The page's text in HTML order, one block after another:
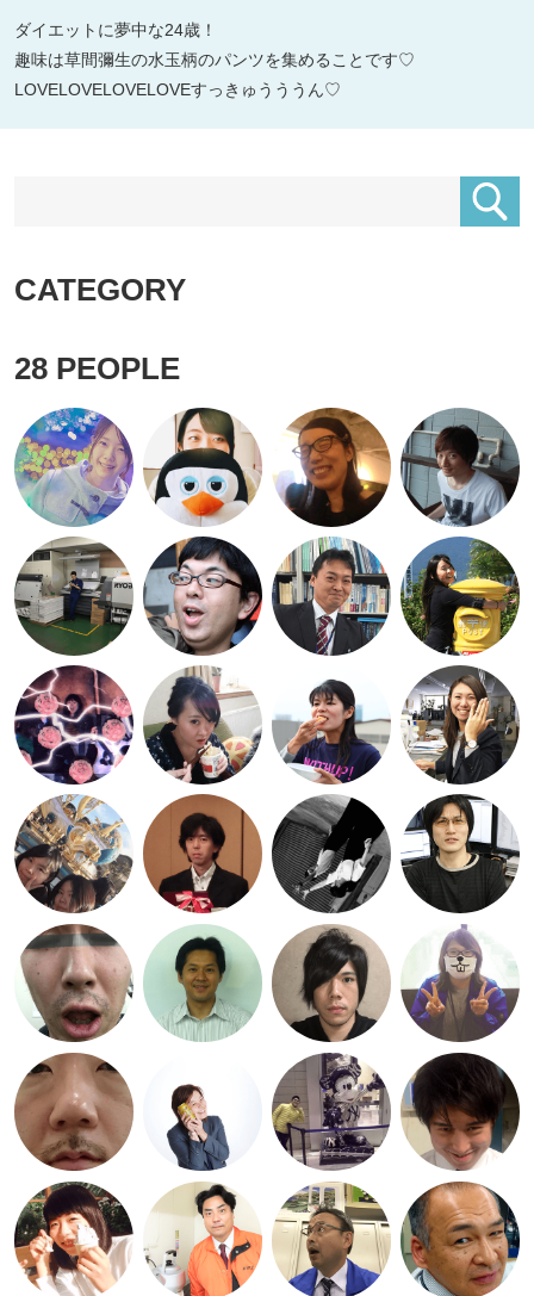
ダイエットに夢中な24歳！
趣味は草間彌生の水玉柄のパンツを集めることです♡
LOVELOVELOVELOVEすっきゅうううん♡
CATEGORY
28 PEOPLE